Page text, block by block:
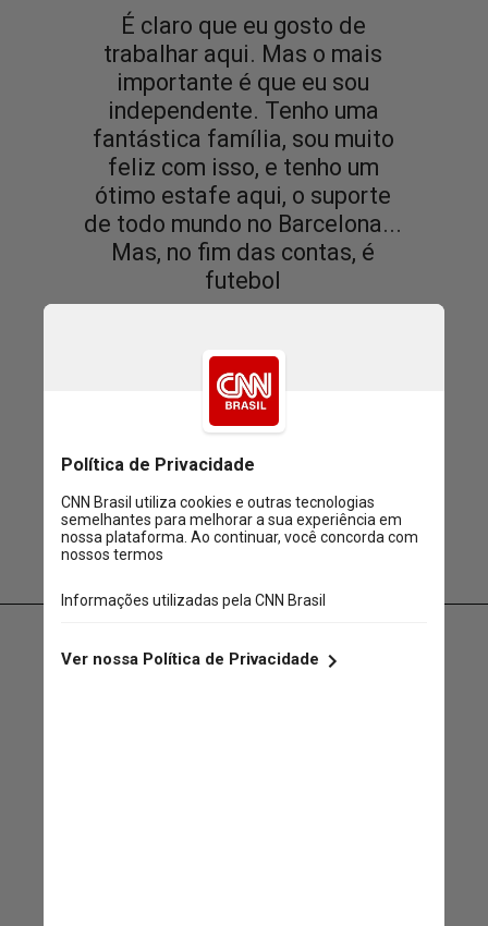
É claro que eu gosto de
trabalhar aqui. Mas o mais
importante é que eu sou
independente. Tenho uma
fantástica família, sou muito
feliz com isso, e tenho um
ótimo estafe aqui, o suporte
de todo mundo no Barcelona...
Mas, no fim das contas, é
futebol
Hansi Flick, técnico do Barcelona